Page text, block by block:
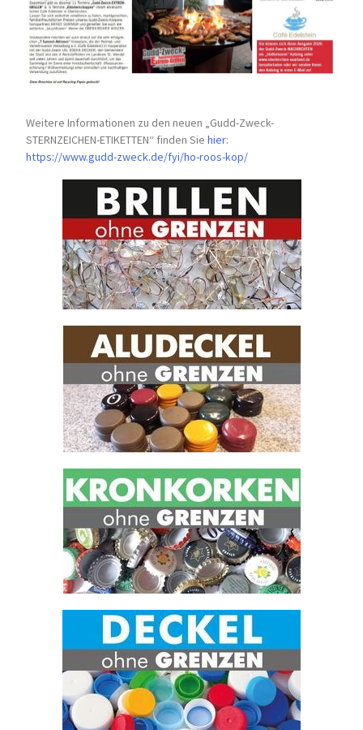
Weitere Informationen zu den neuen „Gudd-Zweck-
STERNZEICHEN-ETIKETTEN“ finden Siehier:
https://www.gudd-zweck.de/fyi/ho-roos-kop/